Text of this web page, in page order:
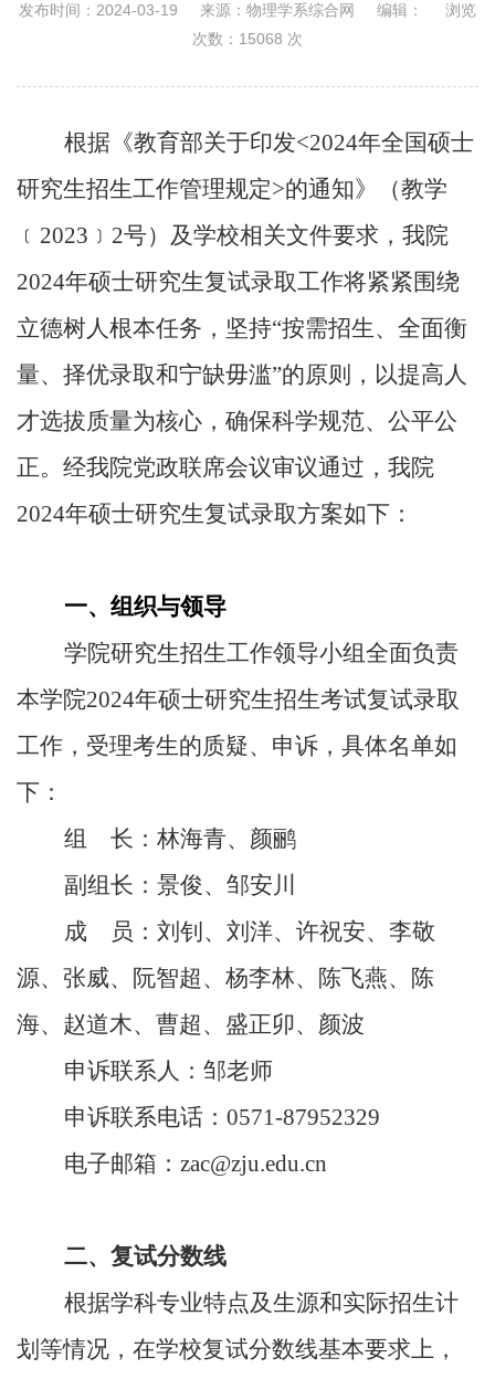
发布时间：2024-03-19 来源：物理学系综合网 编辑：
浏览
次数： 15068 次
根据《教育部关于印发<2024年全国硕士
研究生招生工作管理规定>的通知》（教学
﹝ 2023 ﹞ 2号）及学校相关文件要求，我院
2024年硕士研究生复试录取工作将紧紧围绕
立德树人根本任务，坚持“按需招生、全面衡
量、择优录取和宁缺毋滥”的原则，以提高人
才选拔质量为核心，确保科学规范、公平公
正。经我院党政联席会议审议通过，我院
2024年硕士研究生复试录取方案如下：
一、组织与领导
学院研究生招生工作领导小组全面负责
本学院2024年硕士研究生招生考试复试录取
工作，受理考生的质疑、申诉，具体名单如
下：
组 长：林海青、颜鹂
副组长：景俊、邹安川
成 员：刘钊、刘洋、许祝安、李敬
源、张威、阮智超、杨李林、陈飞燕、陈
海、赵道木、曹超、盛正卯、颜波
申诉联系人：邹老师
申诉联系电话： 0571-87952329
电子邮箱： zac@zju.edu.cn
二、复试分数线
根据学科专业特点及生源和实际招生计
划等情况，在学校复试分数线基本要求上，